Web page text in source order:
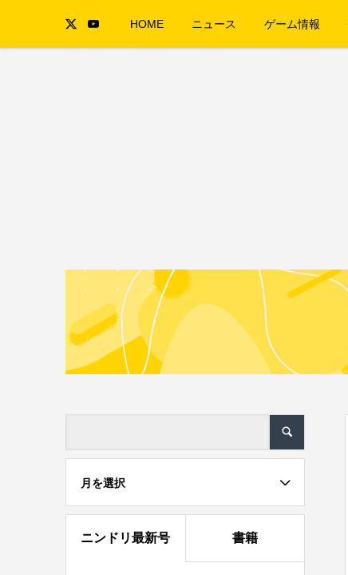
HOME ニュース ゲーム情報
月を選択
ニンドリ最新号 書籍